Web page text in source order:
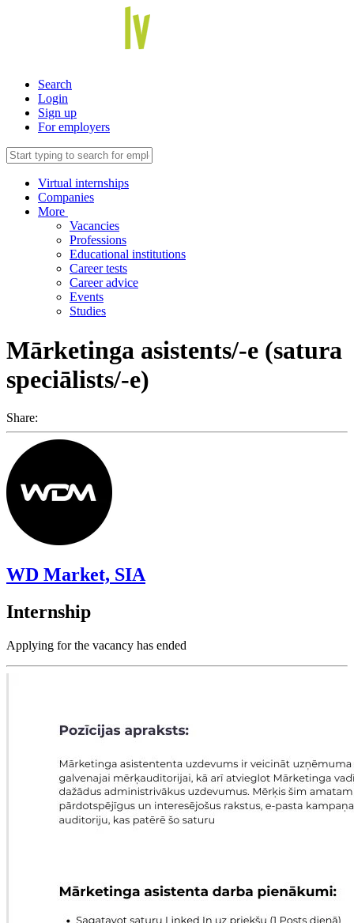
Search
Login
Sign up
For employers
Virtual internships
Companies
More
Vacancies
Professions
Educational institutions
Career tests
Career advice
Events
Studies
Mārketinga asistents/-e (satura
speciālists/-e)
Share:
WD Market, SIA
Internship
Applying for the vacancy has ended